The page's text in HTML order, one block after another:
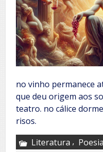
no vinho permanece
que deu origem aos
teatro. no cálice
risos.
Literatura , Poesia